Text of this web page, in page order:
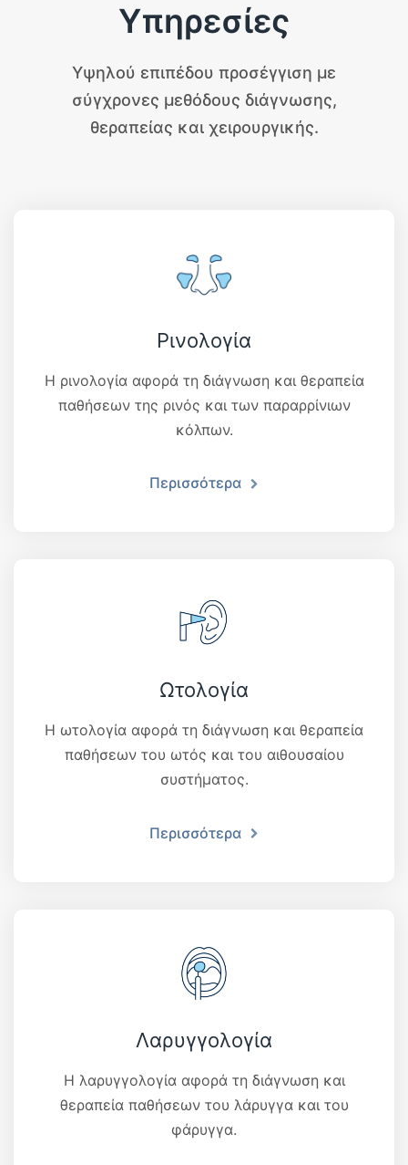
Υπηρεσίες
Υψηλού επιπέδου προσέγγιση με
σύγχρονες μεθόδους διάγνωσης,
θεραπείας και χειρουργικής.
Ρινολογία
Η ρινολογία αφορά τη διάγνωση και θεραπεία
παθήσεων της ρινός και των παραρρίνιων
κόλπων.
Περισσότερα
Ωτολογία
Η ωτολογία αφορά τη διάγνωση και θεραπεία
παθήσεων του ωτός και του αιθουσαίου
συστήματος.
Περισσότερα
Λαρυγγολογία
Η λαρυγγολογία αφορά τη διάγνωση και
θεραπεία παθήσεων του λάρυγγα και του
φάρυγγα.